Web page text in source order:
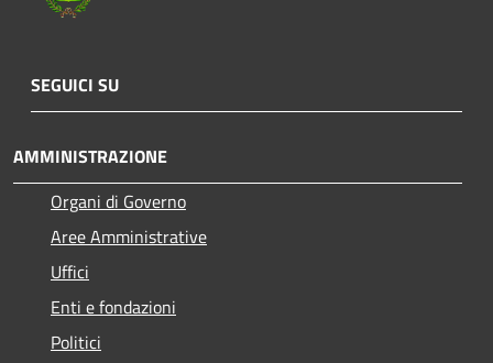
SEGUICI SU
AMMINISTRAZIONE
Organi di Governo
Aree Amministrative
Uffici
Enti e fondazioni
Politici